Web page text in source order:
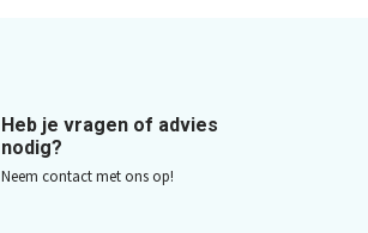
Heb je vragen of advies
nodig?
Neem contact met ons op!